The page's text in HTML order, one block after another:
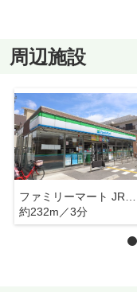
周辺施設
約232m／3分